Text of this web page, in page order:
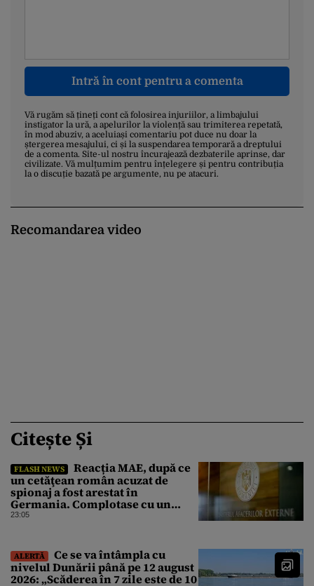
Intră în cont pentru a comenta
Vă rugăm să țineți cont că folosirea injuriilor, a limbajului
instigator la ură, a apelurilor la violență sau trimiterea repetată,
în mod abuziv, a aceluiași comentariu pot duce nu doar la
ștergerea mesajului, ci și la suspendarea temporară a dreptului
de a comenta. Site-ul nostru încurajează dezbaterile aprinse, dar
civilizate. Vă mulțumim pentru înțelegere și pentru contribuția
la o discuție bazată pe argumente, nu pe atacuri.
Recomandarea video
Citește Și
FLASH NEWS
Reacția MAE, după ce
un cetăţean român acuzat de
spionaj a fost arestat în
Germania. Complotase cu un
ucrainean ca să asasineze un
23:05
ALERTĂ
Ce se va întâmpla cu
nivelul Dunării până pe 12 august
2026: „Scăderea în 7 zile este de 10